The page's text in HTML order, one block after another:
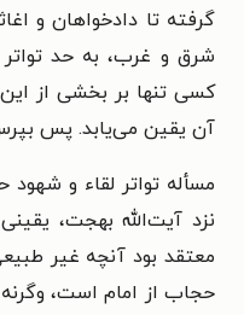
گرفته تا دادخواهان و
شرق و غرب، به حد
کسی تنها بر بخشی از
آن یقین می‌یابد. پس
مسأله تواتر لقاء و
نزد آیت‌الله بهجت،
معتقد بود آنچه غیر
حجاب از امام است،